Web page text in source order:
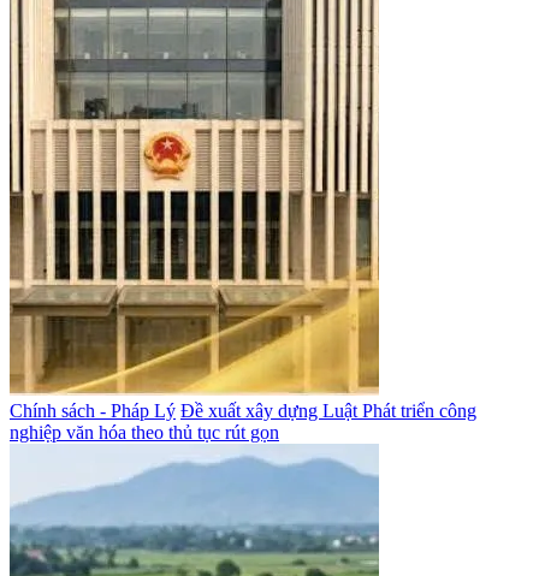
Chính sách - Pháp Lý Đề xuất xây dựng Luật Phát triển công
nghiệp văn hóa theo thủ tục rút gọn